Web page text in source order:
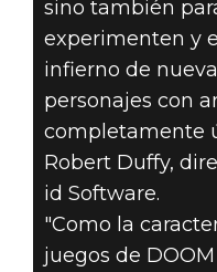
sino también
experimenten y
infierno de
personajes con
completamente
Robert Duffy,
id Software.
"Como la
juegos de